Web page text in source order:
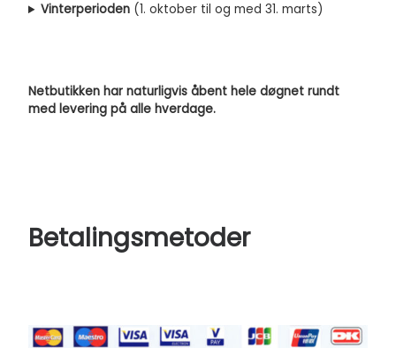
Vinterperioden (1. oktober til og med 31. marts)
Netbutikken har naturligvis åbent hele døgnet rundt
med levering på alle hverdage.
Betalingsmetoder